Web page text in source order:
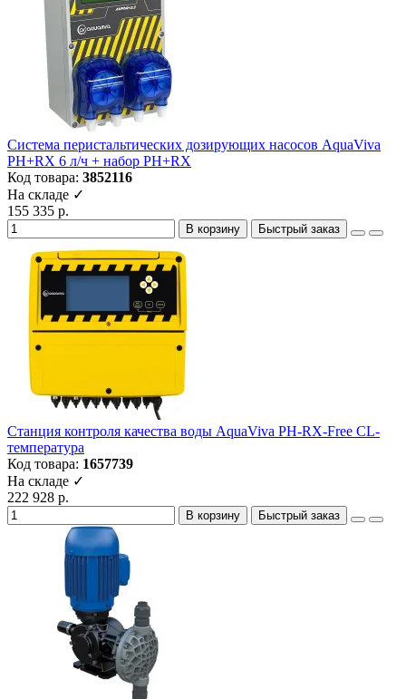
Система перистальтических дозирующих насосов AquaViva
PH+RX 6 л/ч + набор PH+RX
Код товара: 3852116
На складе ✓
155 335 р.
В корзину Быстрый заказ
Станция контроля качества воды AquaViva PH-RX-Free CL-
температура
Код товара: 1657739
На складе ✓
222 928 р.
В корзину Быстрый заказ